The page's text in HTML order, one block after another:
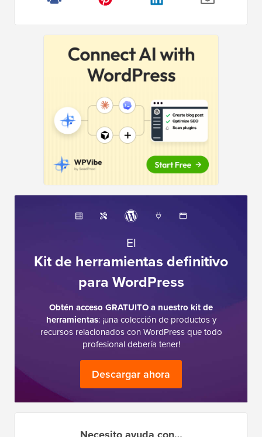
El
Kit de herramientas definitivo
para WordPress
Obtén acceso GRATUITO a nuestro kit de
herramientas: ¡una colección de productos y
recursos relacionados con WordPress que todo
profesional debería tener!
Descargar ahora